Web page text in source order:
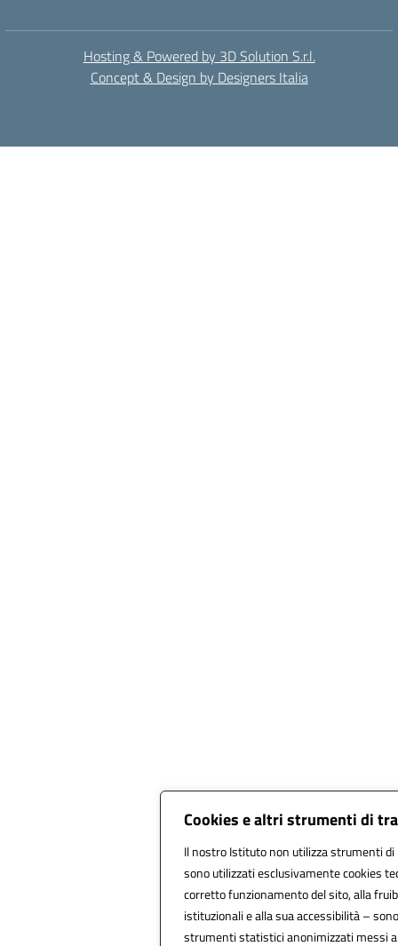
Cookies e altri strumenti di
Il nostro Istituto non utilizza strumenti
sono utilizzati esclusivamente cookies
corretto funzionamento del sito, alla
istituzionali e alla sua accessibilità –
strumenti statistici anonimizzati messi a
Hosting & Powered by 3D Solution S.r.l.
Concept & Design by Designers Italia